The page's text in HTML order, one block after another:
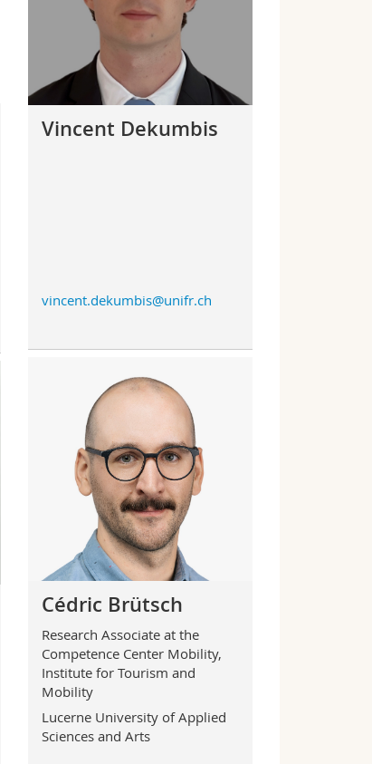
Vincent Dekumbis
vincent.dekumbis@unifr.ch
Cédric Brütsch
Research Associate at the
Competence Center Mobility,
Institute for Tourism and
Mobility
Lucerne University of Applied
Sciences and Arts